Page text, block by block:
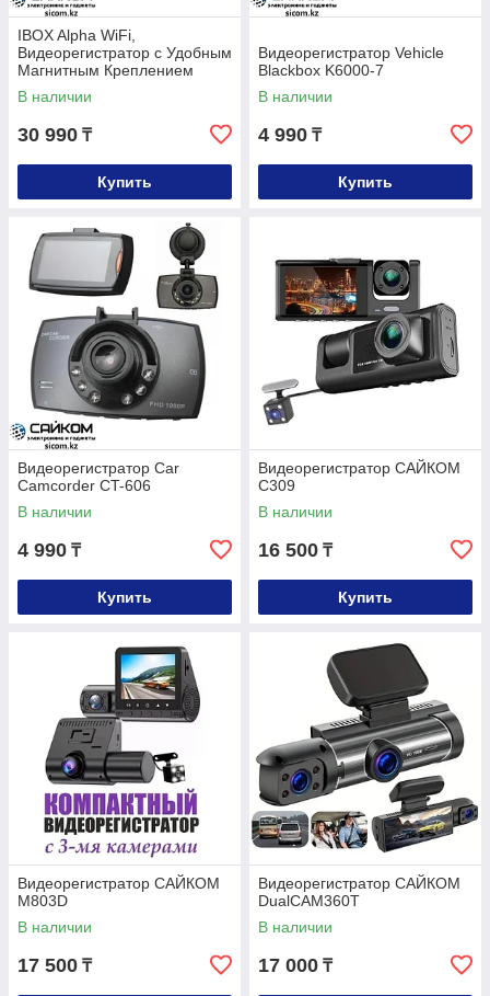
IBOX Alpha WiFi,
Видеорегистратор с Удобным
Магнитным Креплением
В наличии
30 990 ₸
Купить
Видеорегистратор Vehicle
Blackbox K6000-7
В наличии
4 990 ₸
Купить
Видеорегистратор Car
Camcorder CT-606
В наличии
4 990 ₸
Купить
Видеорегистратор САЙКОМ
C309
В наличии
16 500 ₸
Купить
Видеорегистратор САЙКОМ
M803D
В наличии
17 500 ₸
Видеорегистратор САЙКОМ
DualCAM360T
В наличии
17 000 ₸